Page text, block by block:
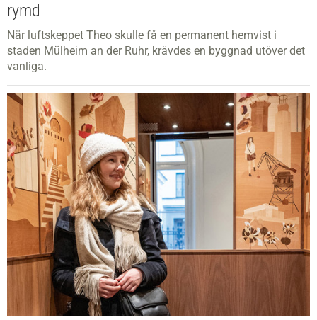
rymd
När luftskeppet Theo skulle få en permanent hemvist i
staden Mülheim an der Ruhr, krävdes en byggnad utöver det
vanliga.